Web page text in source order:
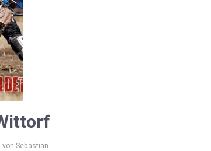
von Sebastian